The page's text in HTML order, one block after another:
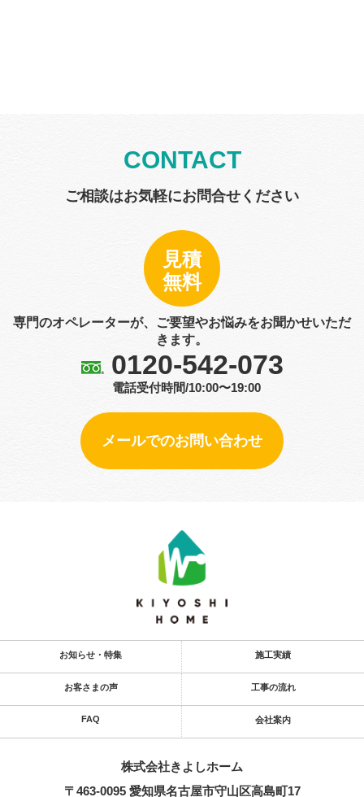
CONTACT
ご相談はお気軽にお問合せください
見積
無料
専門のオペレーターが、ご要望やお悩みをお聞かせいただ
きます。
0120-542-073
電話受付時間/10:00〜19:00
メールでのお問い合わせ
お知らせ・特集 施工実績
お客さまの声 工事の流れ
FAQ 会社案内
株式会社きよし​ホーム
〒463-0095 愛知県名古屋市守山区高島町17